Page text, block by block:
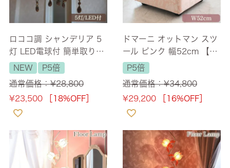
ロココ調 シャンデリア 5
灯 LED電球付 簡単取り付
け クリスタル調 照明 幅4
5cm 【送料無料】 [Y]
NEW
P5倍
通常価格：¥28,800
¥23,500 ［18%OFF］
ドマーニ オットマン スツ
ール ピンク 幅52cm 【送
料無料】 [Y]
P5倍
通常価格：¥34,800
¥29,200 ［16%OFF］